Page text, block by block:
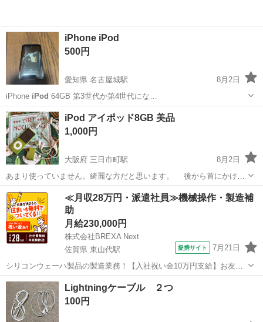
iPhone iPod
500円
愛知県 名古屋城駅
8月2日
iPhone iPod 64GB 第3世代か第4世代にな…
愛知 名古屋市 名古屋城駅 その他
iPod アイポッド8GB 美品
1,000円
大阪府 三日市町駅
8月2日
あまり使っていません。綺麗な方だと思います。 後から首にかけた
くてイヤホン付きのホルダー？みたいなのを買い足しました。画像の
ものが全てです。 ビニールカバーを掛けていたので大きな傷も見当
たりません。 使いこなすまでいか...
大阪 河内長野市 三日市町駅 ポータブルプレーヤー
≪月収28万円・派遣社員≫機械操作・製造補
助
月給230,000円
株式会社BREXA Next
佐賀県 東山代駅
提携サイト 7月21日
シリコンウェーハ製品の製造業務！【入社祝い金10万円支給】お友達
やカップルとの応募OK◎年間休日129日＆休出なしでプライベート充
実♪業務はクリーンルームで快適作業◎自社正社員登用制度あり★1食
300円～の格安食堂あり！《佐...
佐賀 伊万里市 その他
Lightningケーブル ２つ
100円